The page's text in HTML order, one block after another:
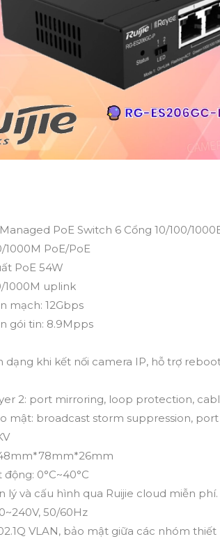
PoE Switch 6 Cổng 10/100/
1000M PoE/PoE
PoE 54W
1000M uplink
mạch: 12Gbps
gói tin: 8.9Mpps
dạng khi kết nối camera IP, hỗ trợ
2: port mirroring, loop protection,
mật: broadcast storm suppression,
0°C~40°C
lý và cấu hình qua Ruijie cloud miễn phí.
50/60Hz
VLAN, bảo mật giữa các nhóm thiết